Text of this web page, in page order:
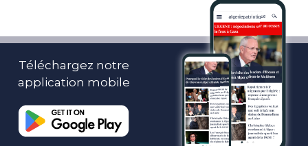
Téléchargez notre
application mobile